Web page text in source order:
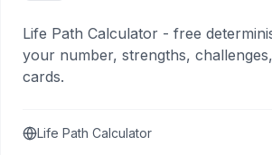
Life Path Calculator - free
your number, strengths,
cards.
Life Path Calculator